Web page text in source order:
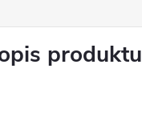
produktu